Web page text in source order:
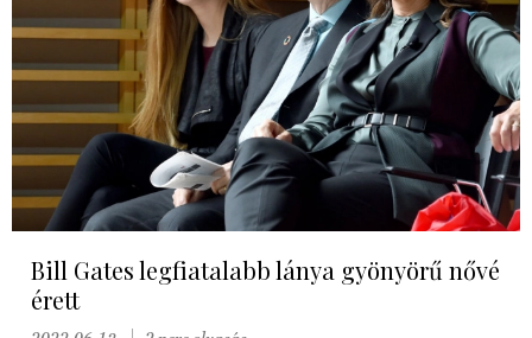
Bill Gates legfiatalabb lánya gyönyörű nővé
érett